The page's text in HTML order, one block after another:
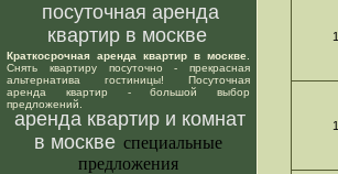
посуточная аренда
квартир в москве
Краткосрочная аренда квартир в москве
Снять квартиру посуточно - прекрасная
альтернатива гостиницы! Посуточная
аренда квартир - большой выбор
предложений.
аренда квартир и комнат
в москве специальные
предложения
1
1